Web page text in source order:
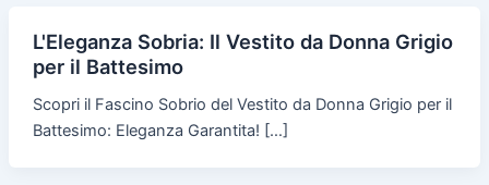
L'Eleganza Sobria: Il Vestito da Donna Grigio
per il Battesimo
Scopri il Fascino Sobrio del Vestito da Donna Grigio per il
Battesimo: Eleganza Garantita! […]